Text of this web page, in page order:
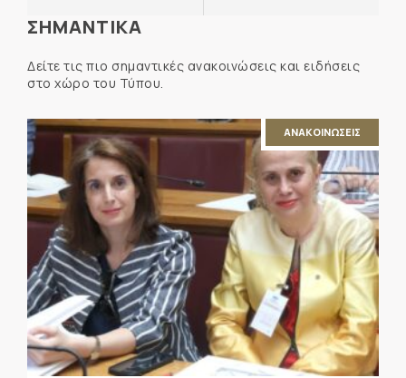
ΣΗΜΑΝΤΙΚΑ
Δείτε τις πιο σημαντικές ανακοινώσεις και ειδήσεις
στο χώρο του Τύπου.
ΑΝΑΚΟΙΝΩΣΕΙΣ